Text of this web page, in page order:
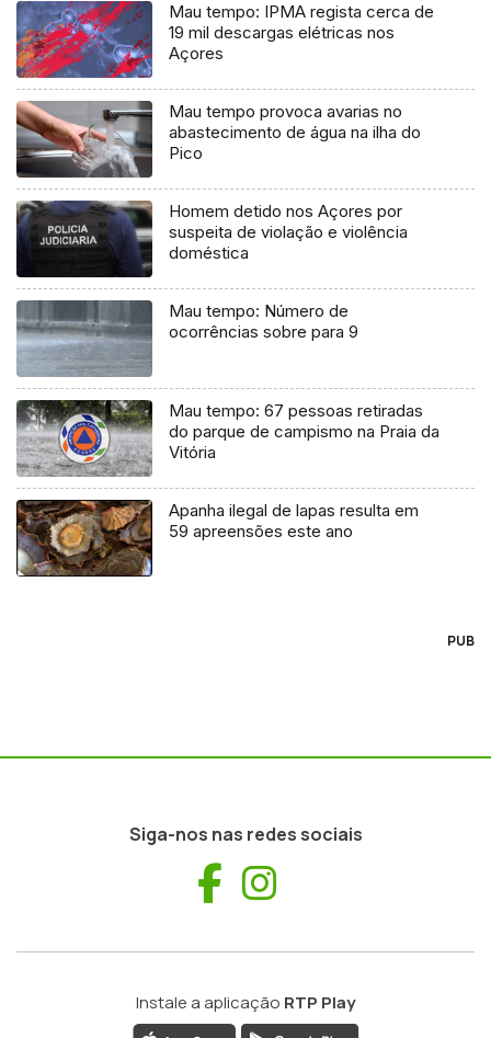
Mau tempo: IPMA regista cerca de
19 mil descargas elétricas nos
Açores
Mau tempo provoca avarias no
abastecimento de água na ilha do
Pico
Homem detido nos Açores por
suspeita de violação e violência
doméstica
Mau tempo: Número de
ocorrências sobre para 9
Mau tempo: 67 pessoas retiradas
do parque de campismo na Praia da
Vitória
Apanha ilegal de lapas resulta em
59 apreensões este ano
PUB
Siga-nos nas redes sociais
Facebook
Instale a aplicação RTP Play